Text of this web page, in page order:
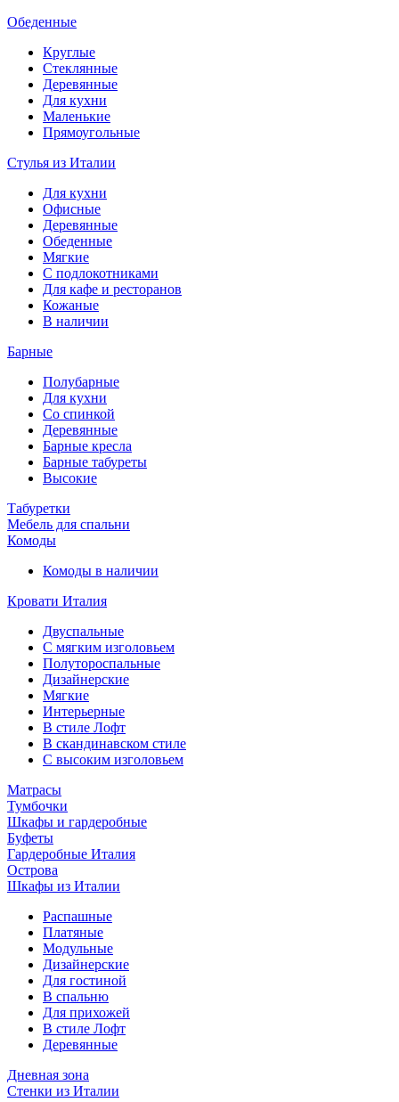
Обеденные
Круглые
Стеклянные
Деревянные
Для кухни
Маленькие
Прямоугольные
Стулья из Италии
Для кухни
Офисные
Деревянные
Обеденные
Мягкие
С подлокотниками
Для кафе и ресторанов
Кожаные
В наличии
Барные
Полубарные
Для кухни
Со спинкой
Деревянные
Барные кресла
Барные табуреты
Высокие
Табуретки
Мебель для спальни
Комоды
Комоды в наличии
Кровати Италия
Двуспальные
С мягким изголовьем
Полутороспальные
Дизайнерские
Мягкие
Интерьерные
В стиле Лофт
В скандинавском стиле
С высоким изголовьем
Матрасы
Тумбочки
Шкафы и гардеробные
Буфеты
Гардеробные Италия
Острова
Шкафы из Италии
Распашные
Платяные
Модульные
Дизайнерские
Для гостиной
В спальню
Для прихожей
В стиле Лофт
Деревянные
Дневная зона
Стенки из Италии